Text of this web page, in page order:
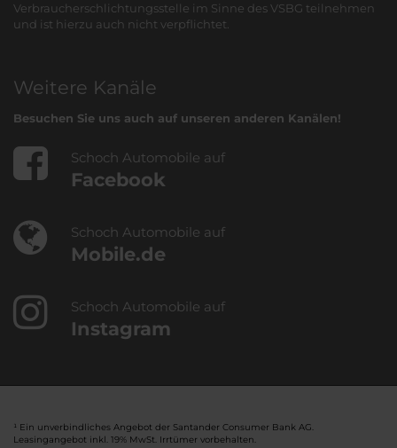
Verbraucherschlichtungsstelle im Sinne des VSBG teilnehmen
und ist hierzu auch nicht verpflichtet.
Weitere Kanäle
Besuchen Sie uns auch auf unseren anderen Kanälen!
Schoch Automobile auf
Facebook
Schoch Automobile auf
Mobile.de
Schoch Automobile auf
Instagram
¹ Ein unverbindliches Angebot der Santander Consumer Bank AG.
Leasingangebot inkl. 19% MwSt. Irrtümer vorbehalten.